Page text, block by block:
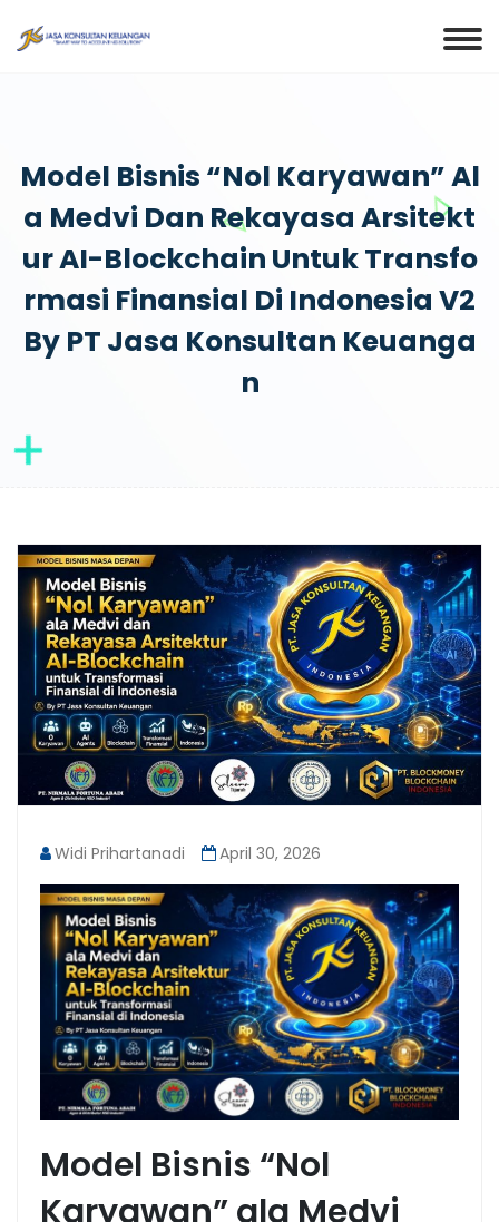
Model Bisnis “Nol Karyawan” Al
A Medvi Dan Rekayasa Arsitekt
Ur AI-Blockchain Untuk Transfo
Rmasi Finansial Di Indonesia V2
By PT Jasa Konsultan Keuanga
N
Widi Prihartanadi April 30, 2026
Model Bisnis “Nol
Karyawan” ala Medvi